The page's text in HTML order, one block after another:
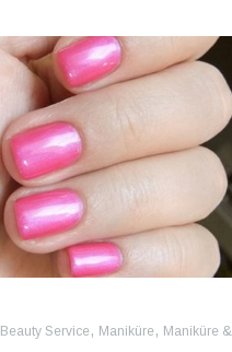
Beauty Service, Maniküre, Maniküre &